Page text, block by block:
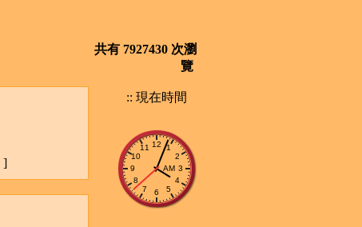
共有 7927430 次瀏
覽
]
:: 現在時間